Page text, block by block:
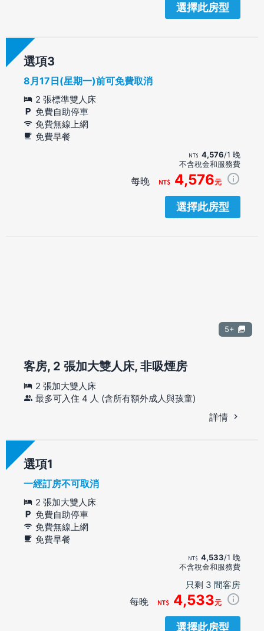
選擇此房型
選項
8月17日(星期一)前可免費取消
2 張標準雙人床
免費自助停車
免費無線上網
免費早餐
4,576/1 晚
不含稅金和服務費
每晚 4,576元
選擇此房型
5+
客房, 2 張加大雙人床, 非吸煙房
2 張加大雙人床
最多可入住 4 人 (含所有額外成人與孩童)
詳情
選項
一經訂房不可取消
2 張加大雙人床
免費自助停車
免費無線上網
免費早餐
4,533/1 晚
不含稅金和服務費
只剩 3 間客房
每晚 4,533元
選擇此房型